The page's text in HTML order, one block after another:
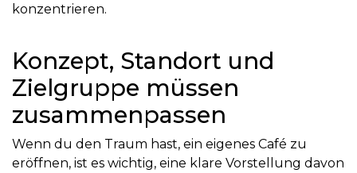
konzentrieren.
Konzept, Standort und
Zielgruppe müssen
zusammenpassen
Wenn du den Traum hast, ein eigenes Café zu
eröffnen, ist es wichtig, eine klare Vorstellung davon